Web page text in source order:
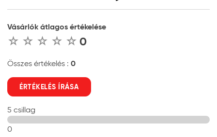
Vásárlók átlagos értékelése
0
Összes értékelés : 0
ÉRTÉKELÉS ÍRÁSA
5 csillag
0